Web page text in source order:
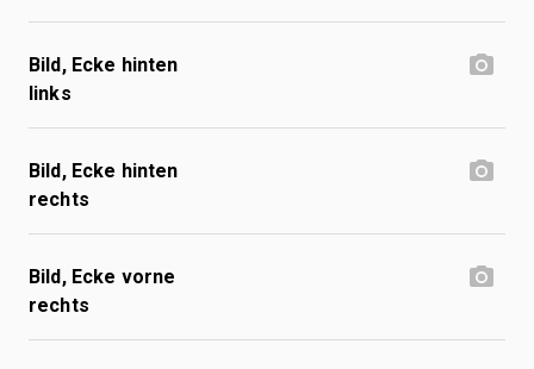
Bild, Ecke hinten
links
Bild, Ecke hinten
rechts
Bild, Ecke vorne
rechts